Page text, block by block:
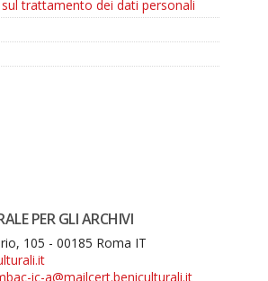
trattamento dei dati personali
PER GLI ARCHIVI
105 - 00185 Roma IT
ic-a@mailcert.beniculturali.it